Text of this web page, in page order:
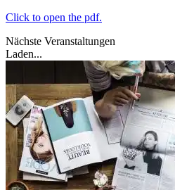
Click to open the pdf.
Nächste Veranstaltungen
Laden...